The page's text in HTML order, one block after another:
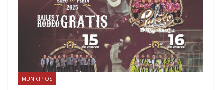
MUNICIPIOS